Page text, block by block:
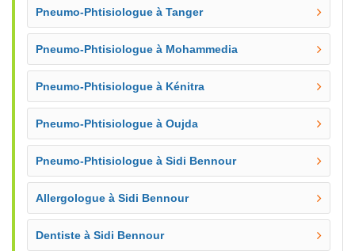
Pneumo-Phtisiologue à Tanger
Pneumo-Phtisiologue à Mohammedia
Pneumo-Phtisiologue à Kénitra
Pneumo-Phtisiologue à Oujda
Pneumo-Phtisiologue à Sidi Bennour
Allergologue à Sidi Bennour
Dentiste à Sidi Bennour